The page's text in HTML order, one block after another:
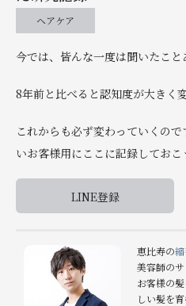
ヘアケア
今では、皆んな一度は聞いたこと
8年前と比べると認知度が大きく
これからも必ず変わっていくの
いお客様用にここに記録しておこ
LINE登録
恵比寿の
美容師のサ
お客様の
しい髪を